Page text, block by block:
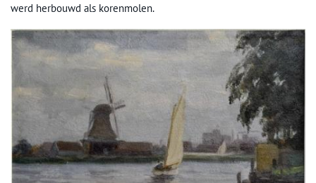
werd herbouwd als korenmolen.